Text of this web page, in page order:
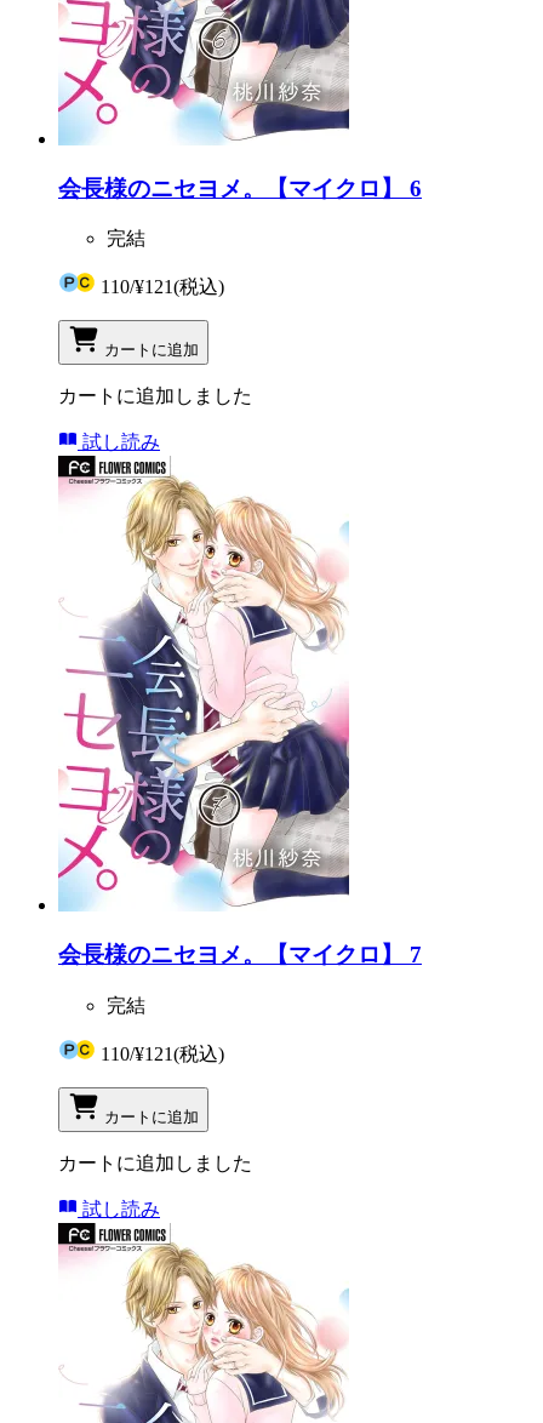
会長様のニセヨメ。【マイクロ】 6
完結
110/¥121(税込)
カートに追加
カートに追加しました
試し読み
会長様のニセヨメ。【マイクロ】 7
完結
110/¥121(税込)
カートに追加
カートに追加しました
試し読み